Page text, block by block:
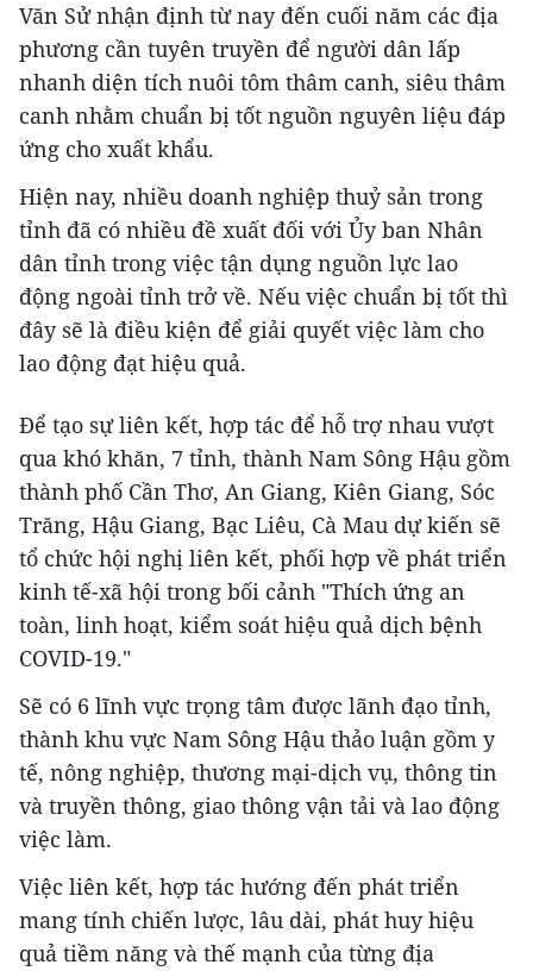
Văn Sử nhận định từ nay đến cuối năm các địa
phương cần tuyên truyền để người dân lấp
nhanh diện tích nuôi tôm thâm canh, siêu thâm
canh nhằm chuẩn bị tốt nguồn nguyên liệu đáp
ứng cho xuất khẩu.
Hiện nay, nhiều doanh nghiệp thuỷ sản trong
tỉnh đã có nhiều đề xuất đối với Ủy ban Nhân
dân tỉnh trong việc tận dụng nguồn lực lao
động ngoài tỉnh trở về. Nếu việc chuẩn bị tốt thì
đây sẽ là điều kiện để giải quyết việc làm cho
lao động đạt hiệu quả.
Để tạo sự liên kết, hợp tác để hỗ trợ nhau vượt
qua khó khăn, 7 tỉnh, thành Nam Sông Hậu gồm
thành phố Cần Thơ, An Giang, Kiên Giang, Sóc
Trăng, Hậu Giang, Bạc Liêu, Cà Mau dự kiến sẽ
tổ chức hội nghị liên kết, phối hợp về phát triển
kinh tế-xã hội trong bối cảnh "Thích ứng an
toàn, linh hoạt, kiểm soát hiệu quả dịch bệnh
COVID-19."
Sẽ có 6 lĩnh vực trọng tâm được lãnh đạo tỉnh,
thành khu vực Nam Sông Hậu thảo luận gồm y
tế, nông nghiệp, thương mại-dịch vụ, thông tin
và truyền thông, giao thông vận tải và lao động
việc làm.
Việc liên kết, hợp tác hướng đến phát triển
mang tính chiến lược, lâu dài, phát huy hiệu
quả tiềm năng và thế mạnh của từng địa